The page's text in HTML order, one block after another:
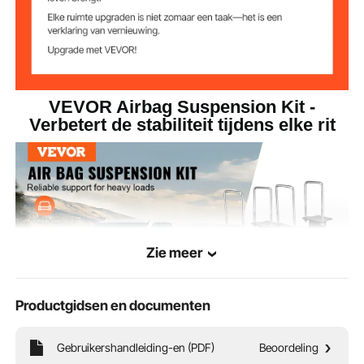
Schroefdraad
inlaataansluiting
1/8" NPTF op
airbagaansluiting
Diameter
1/4 inch
Hoofdmateriaal Airbag
Productgewicht 11,31 kg, ±3%
Productafmetinge
n
Φ5,7"x5,6"/Φ146x143 mm
VEVOR Airbag Suspension Kit -
Verbetert de stabiliteit tijdens elke rit
Zie meer
Productgidsen en documenten
Gebruikershandleiding-en (PDF) Beoordeling